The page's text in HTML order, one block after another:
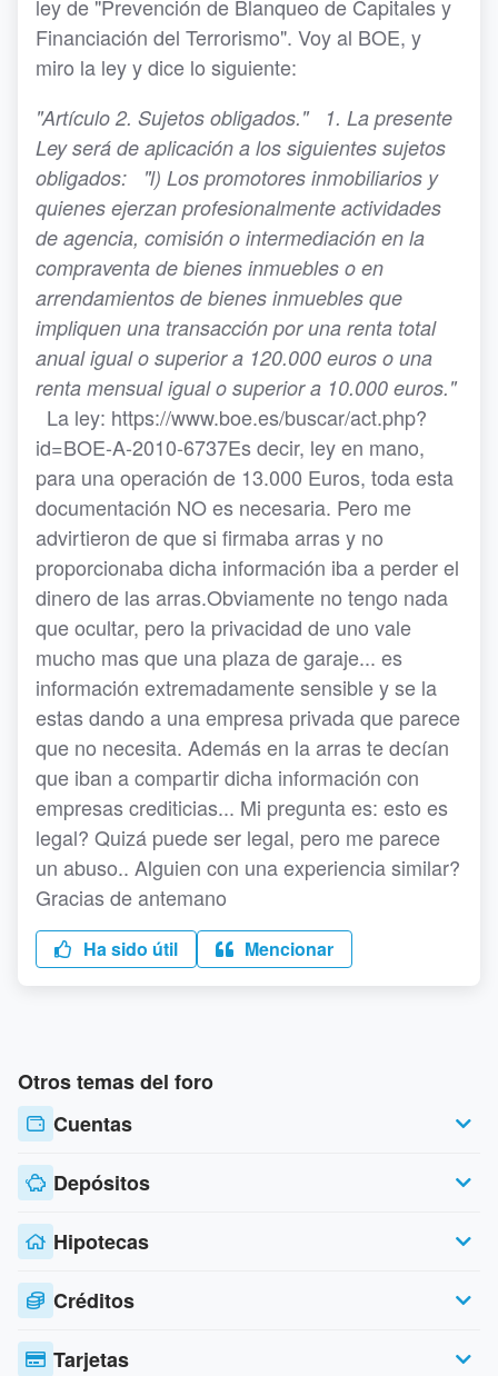
ley de "Prevención de Blanqueo de Capitales y
Financiación del Terrorismo". Voy al BOE, y
miro la ley y dice lo siguiente:
"Artículo 2. Sujetos obligados."
1. La presente
Ley será de aplicación a los siguientes sujetos
obligados:
"l) Los promotores inmobiliarios y
quienes ejerzan profesionalmente actividades
de agencia, comisión o intermediación en la
compraventa de bienes inmuebles o en
arrendamientos de bienes inmuebles que
impliquen una transacción por una renta total
anual igual o superior a 120.000 euros o una
renta mensual igual o superior a 10.000 euros."
La ley: https://www.boe.es/buscar/act.php?
id=BOE-A-2010-6737Es decir, ley en mano,
para una operación de 13.000 Euros, toda esta
documentación NO es necesaria. Pero me
advirtieron de que si firmaba arras y no
proporcionaba dicha información iba a perder el
dinero de las arras.Obviamente no tengo nada
que ocultar, pero la privacidad de uno vale
mucho mas que una plaza de garaje... es
información extremadamente sensible y se la
estas dando a una empresa privada que parece
que no necesita. Además en la arras te decían
que iban a compartir dicha información con
empresas crediticias... Mi pregunta es: esto es
legal? Quizá puede ser legal, pero me parece
un abuso.. Alguien con una experiencia similar?
Gracias de antemano
Ha sido útil Mencionar
Otros temas del foro
Cuentas
Depósitos
Hipotecas
Créditos
Tarjetas